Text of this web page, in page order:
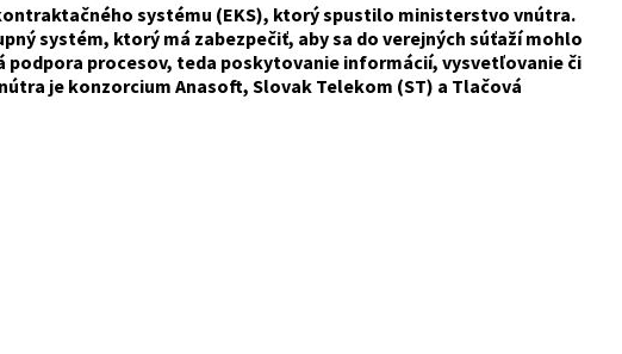
systému (EKS), ktorý spustilo ministerstvo vnútra.
systém, ktorý má zabezpečiť, aby sa do verejných súťaží mohlo
procesov, teda poskytovanie informácií, vysvetľovanie či
je konzorcium Anasoft, Slovak Telekom (ST) a Tlačová